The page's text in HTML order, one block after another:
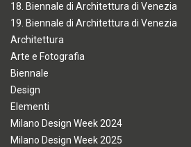
18. Biennale di Architettura di Venezia
19. Biennale di Architettura di Venezia
Architettura
Arte e Fotografia
Biennale
Design
Elementi
Milano Design Week 2024
Milano Design Week 2025